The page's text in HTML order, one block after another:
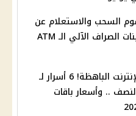
السحب والاستعلام عن
الرصيد من ماكينات الصراف الآلي الـ ATM
وداعا لفواتير الإنترنت الباهظة! 6 أسرار لـ
.. وأسعار باقات